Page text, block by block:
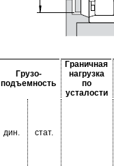
Грузо-
подъемность
Граничная
нагрузка
по
усталости
дин. стат.